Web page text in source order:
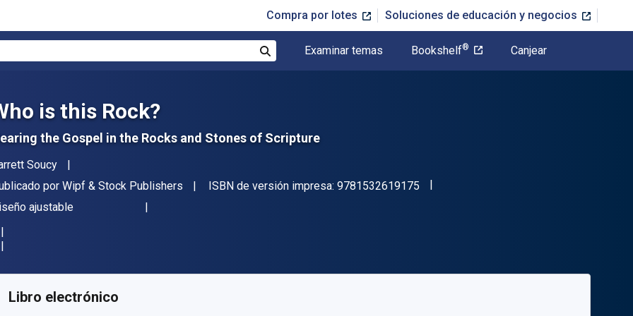
Compra por lotes Soluciones de educación y negocios
Examinar temas Bookshelf® Canjear
is this Rock?
the Gospel in the Rocks and Stones of Scripture
Soucy
por Wipf & Stock Publishers ISBN de versión impresa: 9781532619175 "ISBN-13 9781532619175"
ajustable
Libro electrónico